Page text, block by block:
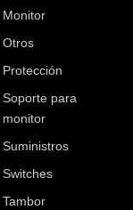
Monitor
Otros
Protección
Soporte para
monitor
Suministros
Switches
Tambor